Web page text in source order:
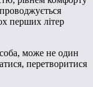
перших літер
може не один
перетворитися